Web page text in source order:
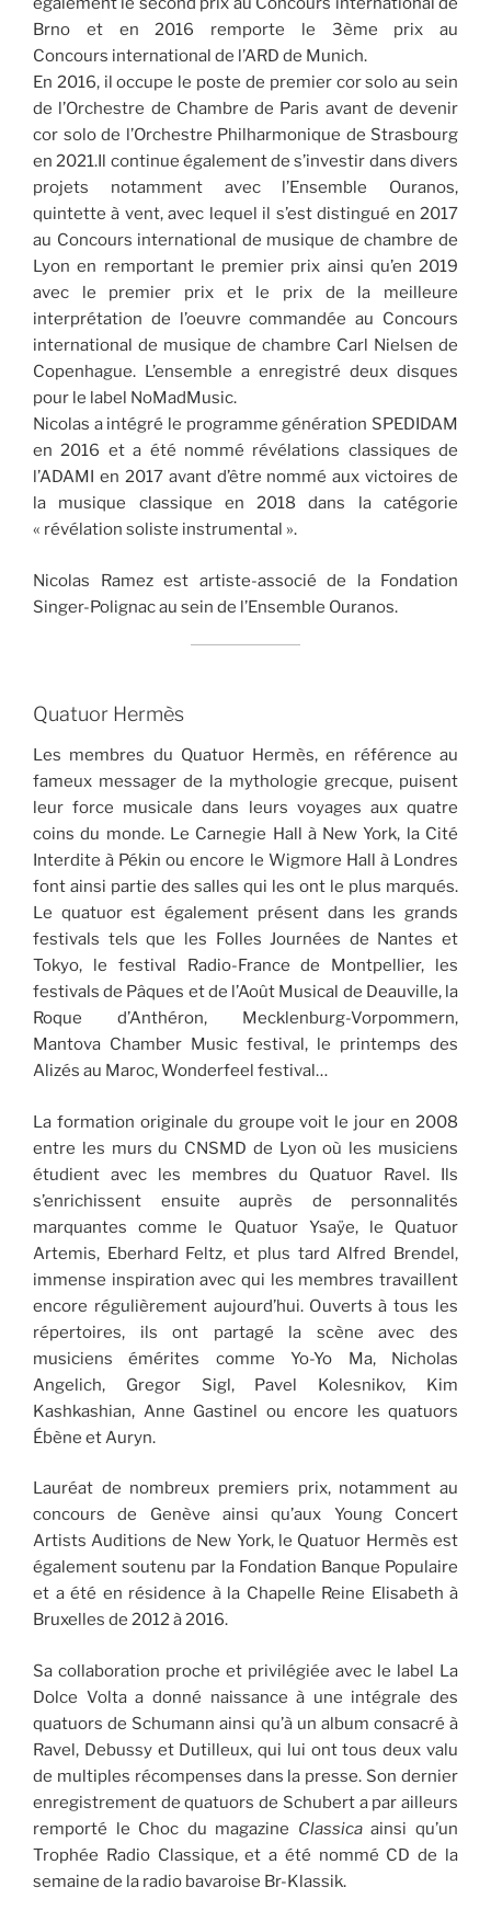
Brno et en 2016 remporte le 3ème prix au
Concours international de l’ARD de Munich.
En 2016, il occupe le poste de premier cor solo au sein
de l’Orchestre de Chambre de Paris avant de devenir
cor solo de l’Orchestre Philharmonique de Strasbourg
en 2021.Il continue également de s’investir dans divers
projets notamment avec l’Ensemble Ouranos,
quintette à vent, avec lequel il s’est distingué en 2017
au Concours international de musique de chambre de
Lyon en remportant le premier prix ainsi qu’en 2019
avec le premier prix et le prix de la meilleure
interprétation de l’oeuvre commandée au Concours
international de musique de chambre Carl Nielsen de
Copenhague. L’ensemble a enregistré deux disques
pour le label NoMadMusic.
Nicolas a intégré le programme génération SPEDIDAM
en 2016 et a été nommé révélations classiques de
l’ADAMI en 2017 avant d’être nommé aux victoires de
la musique classique en 2018 dans la catégorie
« révélation soliste instrumental ».
Nicolas Ramez est artiste-associé de la Fondation
Singer-Polignac au sein de l’Ensemble Ouranos.
Quatuor Hermès
Les membres du Quatuor Hermès, en référence au
fameux messager de la mythologie grecque, puisent
leur force musicale dans leurs voyages aux quatre
coins du monde. Le Carnegie Hall à New York, la Cité
Interdite à Pékin ou encore le Wigmore Hall à Londres
font ainsi partie des salles qui les ont le plus marqués.
Le quatuor est également présent dans les grands
festivals tels que les Folles Journées de Nantes et
Tokyo, le festival Radio-France de Montpellier, les
festivals de Pâques et de l’Août Musical de Deauville, la
Roque d’Anthéron, Mecklenburg-Vorpommern,
Mantova Chamber Music festival, le printemps des
Alizés au Maroc, Wonderfeel festival…
La formation originale du groupe voit le jour en 2008
entre les murs du CNSMD de Lyon où les musiciens
étudient avec les membres du Quatuor Ravel. Ils
s’enrichissent ensuite auprès de personnalités
marquantes comme le Quatuor Ysaÿe, le Quatuor
Artemis, Eberhard Feltz, et plus tard Alfred Brendel,
immense inspiration avec qui les membres travaillent
encore régulièrement aujourd’hui. Ouverts à tous les
répertoires, ils ont partagé la scène avec des
musiciens émérites comme Yo-Yo Ma, Nicholas
Angelich, Gregor Sigl, Pavel Kolesnikov, Kim
Kashkashian, Anne Gastinel ou encore les quatuors
Ébène et Auryn.
Lauréat de nombreux premiers prix, notamment au
concours de Genève ainsi qu’aux Young Concert
Artists Auditions de New York, le Quatuor Hermès est
également soutenu par la Fondation Banque Populaire
et a été en résidence à la Chapelle Reine Elisabeth à
Bruxelles de 2012 à 2016.
Sa collaboration proche et privilégiée avec le label La
Dolce Volta a donné naissance à une intégrale des
quatuors de Schumann ainsi qu’à un album consacré à
Ravel, Debussy et Dutilleux, qui lui ont tous deux valu
de multiples récompenses dans la presse. Son dernier
enregistrement de quatuors de Schubert a par ailleurs
remporté le Choc du magazine Classicaainsi qu’un
Trophée Radio Classique, et a été nommé CD de la
semaine de la radio bavaroise Br-Klassik.